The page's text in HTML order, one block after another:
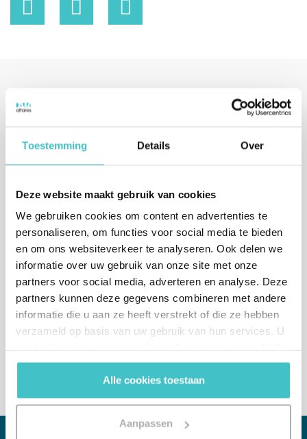
Toestemming Details Over
Deze website maakt gebruik van cookies
We gebruiken cookies om content en advertenties te
personaliseren, om functies voor social media te bieden
en om ons websiteverkeer te analyseren. Ook delen we
informatie over uw gebruik van onze site met onze
partners voor social media, adverteren en analyse. Deze
partners kunnen deze gegevens combineren met andere
informatie die u aan ze heeft verstrekt of die ze hebben
verzameld op basis van uw gebruik van hun services. U
gebruiken.
Alle cookies toestaan
Aanpassen
Cet outil vous intéresse ?
Indiquez vos coordonnées ou appelez-nous.
Nous vous contacterons dans un délai d'un jour
Ou appelez-nous directement
Belgique(Sales department)
+32 (0)2 765 00 21
Pays-Bas
(Sales department)
+31 (0)10 322 03 04